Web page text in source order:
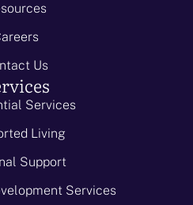
Us
Services
Living
Support
Services